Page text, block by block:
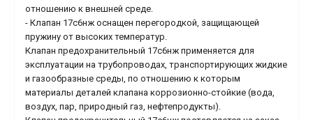
отношению к внешней среде.
- Клапан 17с6нж оснащен перегородкой, защищающей
пружину от высоких температур.
Клапан предохранительный 17с6нж применяется для
эксплуатации на трубопроводах, транспортирующих жидкие
и газообразные среды, по отношению к которым
материалы деталей клапана коррозионно-стойкие (вода,
воздух, пар, природный газ, нефтепродукты).